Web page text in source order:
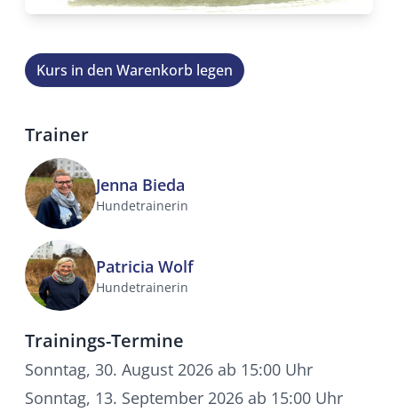
Kurs in den Warenkorb legen
Trainer
Jenna Bieda
Hundetrainerin
Patricia Wolf
Hundetrainerin
Trainings-Termine
Sonntag, 30. August 2026 ab 15:00 Uhr
Sonntag, 13. September 2026 ab 15:00 Uhr